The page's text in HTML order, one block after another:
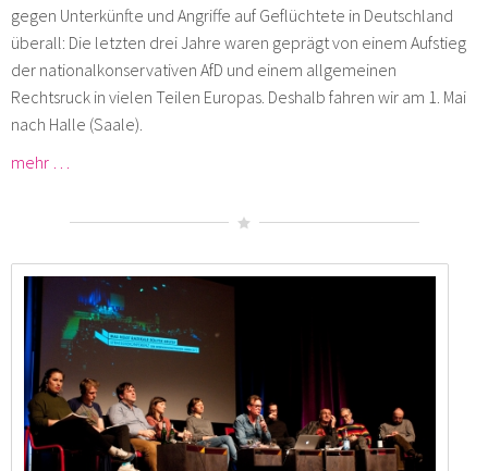
gegen Unterkünfte und Angriffe auf Geflüchtete in Deutschland
überall: Die letzten drei Jahre waren geprägt von einem Aufstieg
der nationalkonservativen AfD und einem allgemeinen
Rechtsruck in vielen Teilen Europas. Deshalb fahren wir am 1. Mai
nach Halle (Saale).
mehr …